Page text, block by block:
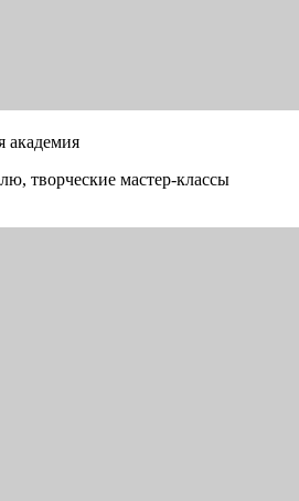
академия
творческие мастер-классы